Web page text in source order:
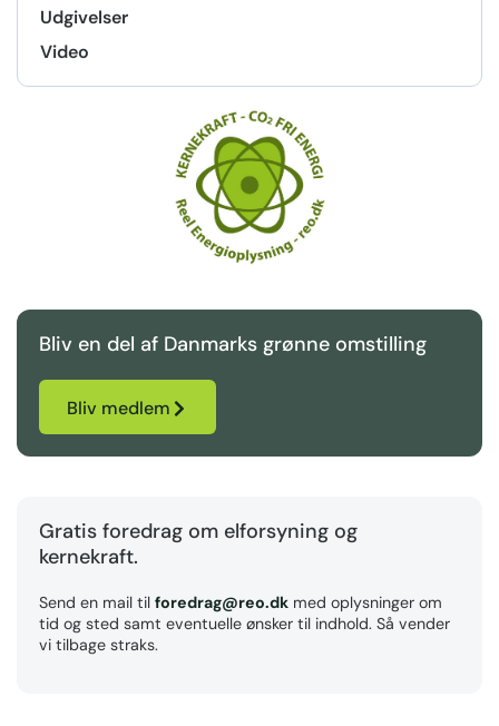
Udgivelser
Video
Bliv en del af Danmarks grønne omstilling
Bliv medlem
Gratis foredrag om elforsyning og
kernekraft.
Send en mail til foredrag@reo.dk med oplysninger om
tid og sted samt eventuelle ønsker til indhold. Så vender
vi tilbage straks.